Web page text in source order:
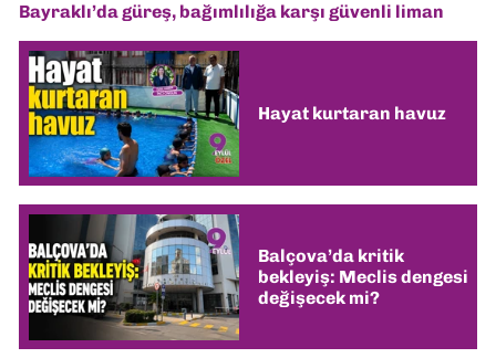
Bayraklı’da güreş, bağımlılığa karşı güvenli liman
Hayat kurtaran havuz
Balçova’da kritik
bekleyiş: Meclis dengesi
değişecek mi?